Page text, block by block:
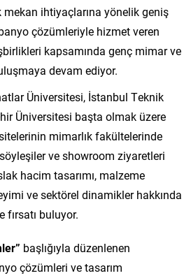
mekan ihtiyaçlarına yönelik geniş
çözümleriyle hizmet veren
kapsamında genç mimar ve
devam ediyor.
Üniversitesi, İstanbul Teknik
Üniversitesi başta olmak üzere
mimarlık fakültelerinde
ve showroom ziyaretleri
hacim tasarımı, malzeme
ve sektörel dinamikler hakkında
fırsatı buluyor.
başlığıyla düzenlenen
çözümleri ve tasarım